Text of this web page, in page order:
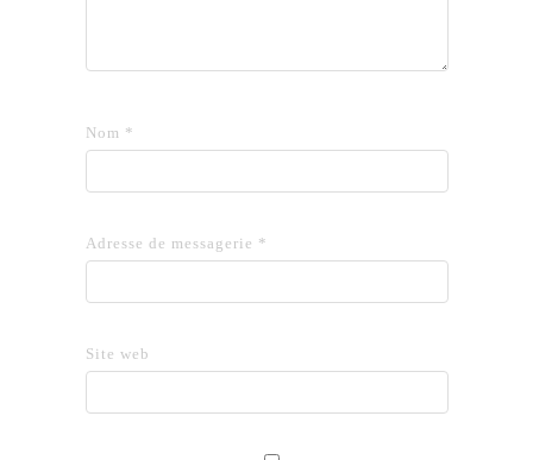
Nom *
Adresse de messagerie *
Site web